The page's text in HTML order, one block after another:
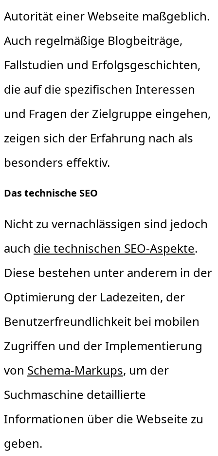
Autorität einer Webseite maßgeblich.
Auch regelmäßige Blogbeiträge,
Fallstudien und Erfolgsgeschichten,
die auf die spezifischen Interessen
und Fragen der Zielgruppe eingehen,
zeigen sich der Erfahrung nach als
besonders effektiv.
Das technische SEO
Nicht zu vernachlässigen sind jedoch
auch die technischen SEO-Aspekte.
Diese bestehen unter anderem in der
Optimierung der Ladezeiten, der
Benutzerfreundlichkeit bei mobilen
Zugriffen und der Implementierung
von Schema-Markups, um der
Suchmaschine detaillierte
Informationen über die Webseite zu
geben.